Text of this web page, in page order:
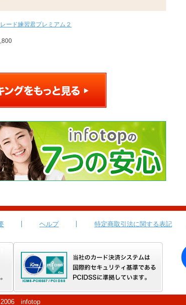
ード練習君プレミアム２
ヘルプ 特定商取引法に関する表記
infotop